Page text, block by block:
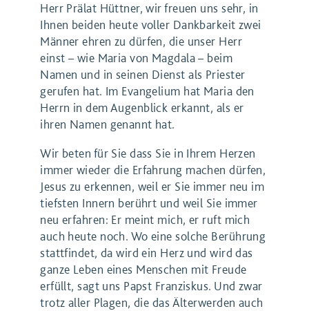
Herr Prälat Hüttner, wir freuen uns sehr, in
Ihnen beiden heute voller Dankbarkeit zwei
Männer ehren zu dürfen, die unser Herr
einst – wie Maria von Magdala – beim
Namen und in seinen Dienst als Priester
gerufen hat. Im Evangelium hat Maria den
Herrn in dem Augenblick erkannt, als er
ihren Namen genannt hat.
Wir beten für Sie dass Sie in Ihrem Herzen
immer wieder die Erfahrung machen dürfen,
Jesus zu erkennen, weil er Sie immer neu im
tiefsten Innern berührt und weil Sie immer
neu erfahren: Er meint mich, er ruft mich
auch heute noch. Wo eine solche Berührung
stattfindet, da wird ein Herz und wird das
ganze Leben eines Menschen mit Freude
erfüllt, sagt uns Papst Franziskus. Und zwar
trotz aller Plagen, die das Älterwerden auch